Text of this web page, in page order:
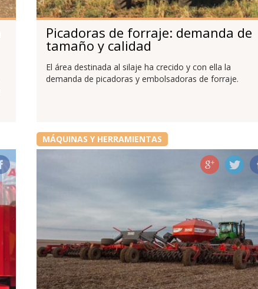
Picadoras de forraje: demanda de
tamaño y calidad
El área destinada al silaje ha crecido y con ella la
demanda de picadoras y embolsadoras de forraje.
MÁQUINAS Y HERRAMIENTAS